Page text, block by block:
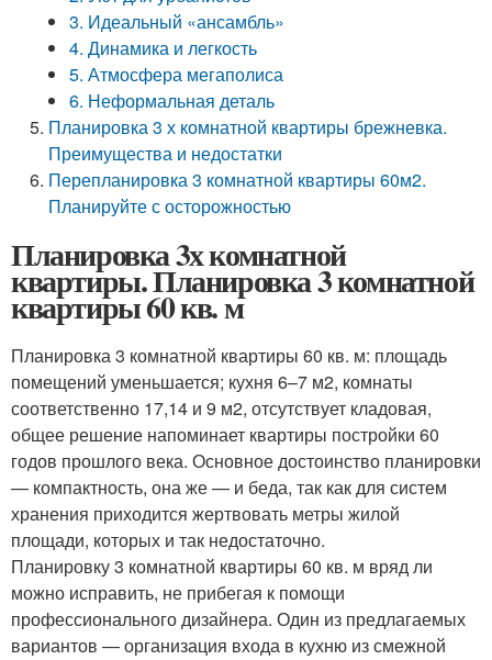
3. Идеальный «ансамбль»
4. Динамика и легкость
5. Атмосфера мегаполиса
6. Неформальная деталь
Планировка 3 х комнатной квартиры брежневка.
Преимущества и недостатки
Перепланировка 3 комнатной квартиры 60м2.
Планируйте с осторожностью
Планировка 3х комнатной
квартиры. Планировка 3 комнатной
квартиры 60 кв. м
Планировка 3 комнатной квартиры 60 кв. м: площадь
помещений уменьшается; кухня 6–7 м2, комнаты
соответственно 17,14 и 9 м2, отсутствует кладовая,
общее решение напоминает квартиры постройки 60
годов прошлого века. Основное достоинство планировки
— компактность, она же — и беда, так как для систем
хранения приходится жертвовать метры жилой
площади, которых и так недостаточно.
Планировку 3 комнатной квартиры 60 кв. м вряд ли
можно исправить, не прибегая к помощи
профессионального дизайнера. Один из предлагаемых
вариантов — организация входа в кухню из смежной